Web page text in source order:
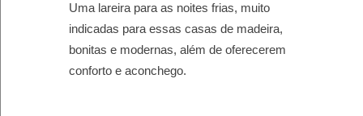
Uma lareira para as noites frias, muito
indicadas para essas casas de madeira,
bonitas e modernas, além de oferecerem
conforto e aconchego.